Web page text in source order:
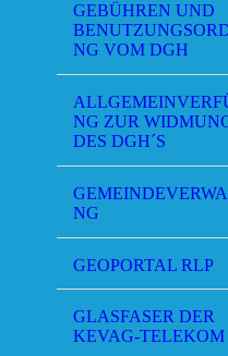
GEBÜHREN UND
NG VOM DGH
NG ZUR
DES DGH´S
NG
GEOPORTAL RLP
GLASFASER DER
KEVAG-TELEKOM